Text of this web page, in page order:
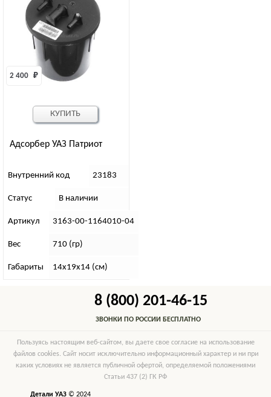
Адсорбер УАЗ Патриот
2 400 ₽
Внутренний код 23183
Статус В наличии
Артикул 3163-00-1164010-04
Вес 710 (гр)
Габариты 14х19х14 (см)
КУПИТЬ
8 (800) 201-46-15
ЗВОНКИ ПО РОССИИ БЕСПЛАТНО
Пользуясь настоящим веб-сайтом, вы даете свое согласие на использование
файлов cookies. Сайт носит исключительно информационный характер и ни при
каких условиях не является публичной офертой, определяемой положениями
Статьи 437 (2) ГК РФ
Детали УАЗ © 2024